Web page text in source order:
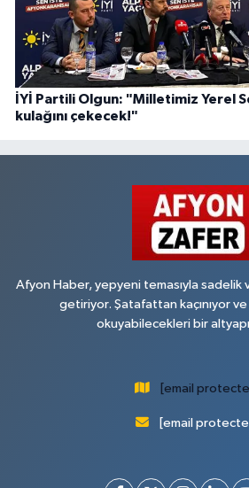
İYİ Partili Olgun: "Milletimiz Yerel
kulağını çekecek!"
Afyon Haber, yepyeni temasıyla sadelik
getiriyor. Şatafattan kaçınıyor
okuyabilecekleri bir
[email
[email